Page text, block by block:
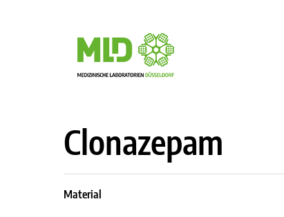
Clonazepam
Material